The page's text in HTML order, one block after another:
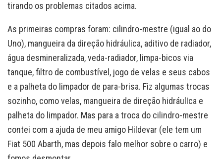
tirando os problemas citados acima.
As primeiras compras foram: cilindro-mestre (igual ao do
Uno), mangueira da direção hidráulica, aditivo de radiador,
água desmineralizada, veda-radiador, limpa-bicos via
tanque, filtro de combustível, jogo de velas e seus cabos
e a palheta do limpador de para-brisa. Fiz algumas trocas
sozinho, como velas, mangueira de direção hidráulIca e
palheta do limpador. Mas para a troca do cilindro-mestre
contei com a ajuda de meu amigo Hildevar (ele tem um
Fiat 500 Abarth, mas depois falo melhor sobre o carro) e